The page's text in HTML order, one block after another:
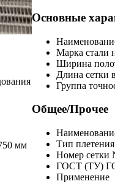
мм
Основные
Марка стали
Ширина
Длина сетки
Группа
Общее/Прочее
Тип плетения
Номер сетки
ГОСТ (ТУ)
Применение